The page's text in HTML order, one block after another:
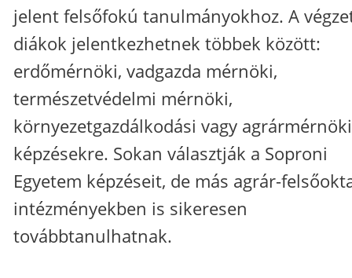
jelent felsőfokú tanulmányokhoz. A
diákok jelentkezhetnek többek között:
erdőmérnöki, vadgazda mérnöki,
természetvédelmi mérnöki,
környezetgazdálkodási vagy agrármérnöki
képzésekre. Sokan választják a Soproni
Egyetem képzéseit, de más agrár-
intézményekben is sikeresen
továbbtanulhatnak.